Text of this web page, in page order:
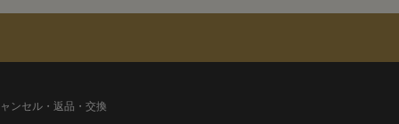
ンセル・返品・交換